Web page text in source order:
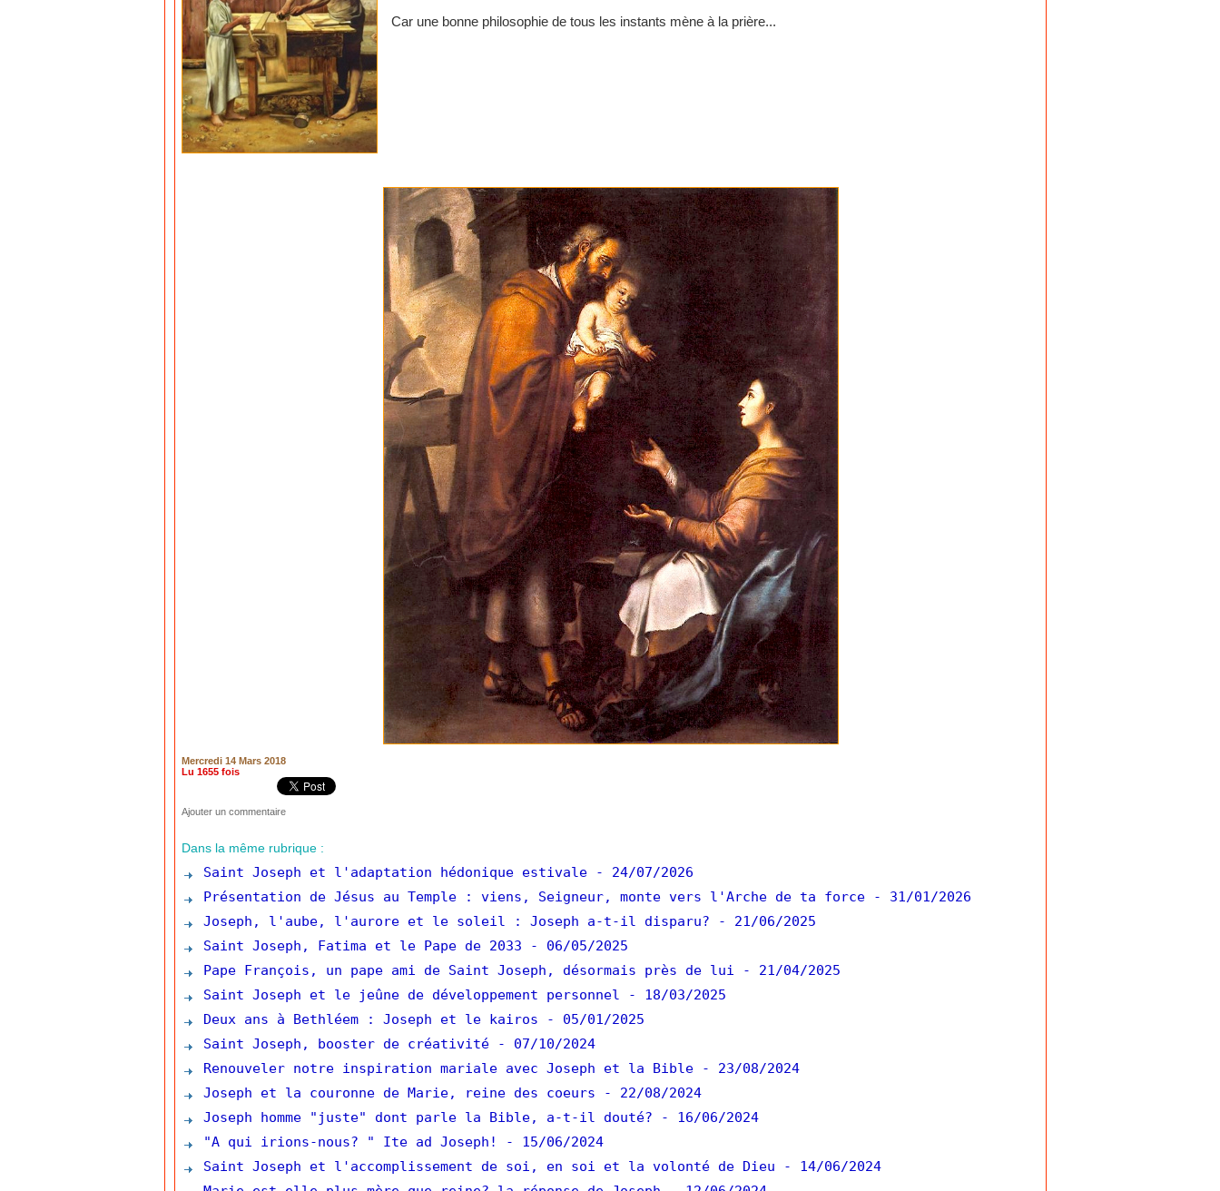
Car une bonne philosophie de tous les instants mène à la prière...
Mercredi 14 Mars 2018
Lu 1655 fois
Ajouter un commentaire
Dans la même rubrique :
Saint Joseph et l'adaptation hédonique estivale
- 24/07/2026
Présentation de Jésus au Temple : viens, Seigneur, monte vers l'Arche de ta force
- 31/01/2026
Joseph, l'aube, l'aurore et le soleil : Joseph a-t-il disparu?
- 21/06/2025
Saint Joseph, Fatima et le Pape de 2033
- 06/05/2025
Pape François, un pape ami de Saint Joseph, désormais près de lui
- 21/04/2025
Saint Joseph et le jeûne de développement personnel
- 18/03/2025
Deux ans à Bethléem : Joseph et le kairos
- 05/01/2025
Saint Joseph, booster de créativité
- 07/10/2024
Renouveler notre inspiration mariale avec Joseph et la Bible
- 23/08/2024
Joseph et la couronne de Marie, reine des coeurs
- 22/08/2024
Joseph homme "juste" dont parle la Bible, a-t-il douté?
- 16/06/2024
"A qui irions-nous? " Ite ad Joseph!
- 15/06/2024
Saint Joseph et l'accomplissement de soi, en soi et la volonté de Dieu
- 14/06/2024